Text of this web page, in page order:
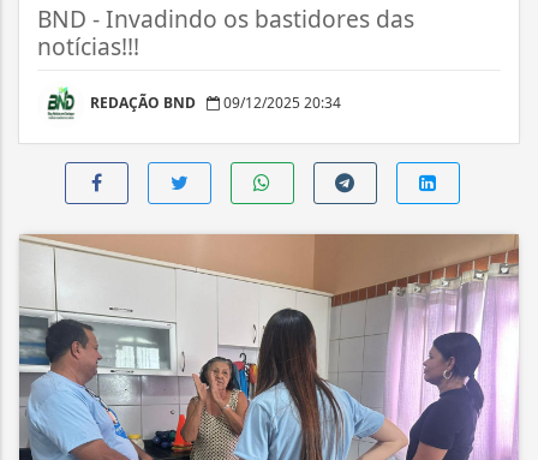
BND - Invadindo os bastidores das
notícias!!!
REDAÇÃO BND 09/12/2025 20:34